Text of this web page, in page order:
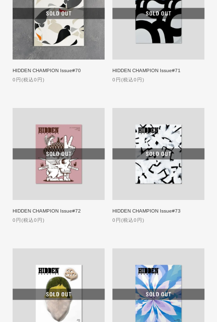
HIDDEN CHAMPION Issue#70
0円(税込0円)
HIDDEN CHAMPION Issue#71
0円(税込0円)
HIDDEN CHAMPION Issue#72
0円(税込0円)
HIDDEN CHAMPION Issue#73
0円(税込0円)